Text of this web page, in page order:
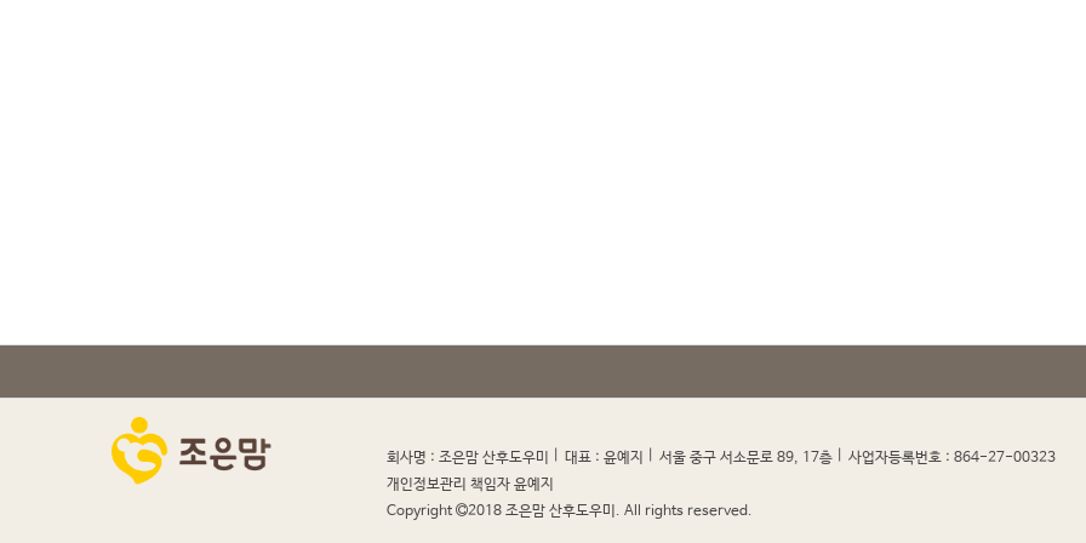
회사명 : 조은맘 산후도우미 대표 : 윤예지 서울 중구 서소문로 89, 17층 사업자등록번호 : 864-27-00323
개인정보관리 책임자 윤예지
Copyright
2018 조은맘 산후도우미. All rights reserved.